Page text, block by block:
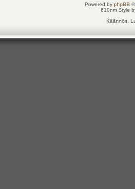
Powered by phpBB
610nm Style
Käännös,